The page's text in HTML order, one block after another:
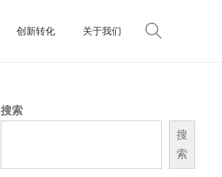
创新转化 关于我们
搜索
搜
索